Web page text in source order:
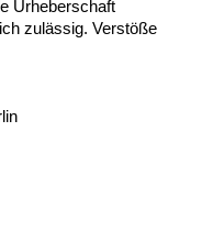
Urheberschaft
zulässig. Verstöße